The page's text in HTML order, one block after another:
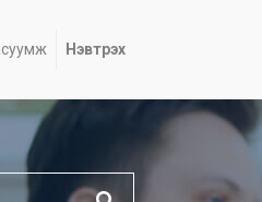
Нэвтрэх